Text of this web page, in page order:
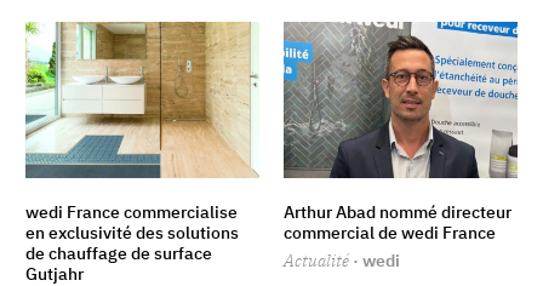
wedi France commercialise
en exclusivité des solutions
de chauffage de surface
Gutjahr
Arthur Abad nommé directeur
commercial de wedi France
Actualité · wedi